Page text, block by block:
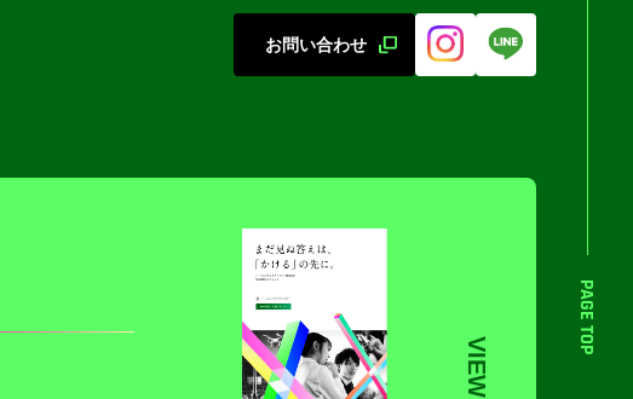
PAGE TOP
お問い合わせ
VIEW